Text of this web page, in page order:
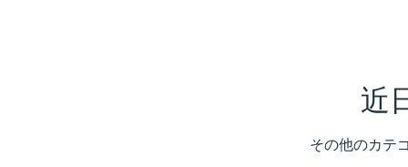
近
その他のカテ